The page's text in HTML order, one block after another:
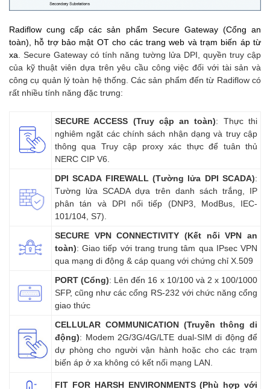
Radiflow cung cấp các sản phẩm Secure Gateway (Cổng an
toàn), hỗ trợ bảo mật OT cho các trang web và trạm biến áp từ
xa . Secure Gateway có tính năng tường lửa DPI, quyền truy cập
của kỹ thuật viên dựa trên yêu cầu công việc đối với tài sản và
công cụ quản lý toàn hệ thống. Các sản phẩm đến từ Radiflow có
rất nhiều tính năng đặc trưng:
SECURE ACCESS (Truy cập an toàn): Thực thi
nghiêm ngặt các chính sách nhận dạng và truy cập
thông qua Truy cập proxy xác thực để tuân thủ
NERC CIP V6.
DPI SCADA FIREWALL (Tường lửa DPI SCADA):
Tường lửa SCADA dựa trên danh sách trắng, IP
phân tán và DPI nối tiếp (DNP3, ModBus, IEC-
101/104, S7).
SECURE VPN CONNECTIVITY (Kết nối VPN an
toàn): Giao tiếp với trang trung tâm qua IPsec VPN
qua mạng di động & cáp quang với chứng chỉ X.509
PORT (Cổng): Lên đến 16 x 10/100 và 2 x 100/1000
SFP, cũng như các cổng RS-232 với chức năng cổng
giao thức
CELLULAR COMMUNICATION (Truyền thông di
động): Modem 2G/3G/4G/LTE dual-SIM di động để
dự phòng cho người vận hành hoặc cho các trạm
biến áp ở xa không có kết nối mạng LAN.
FIT FOR HARSH ENVIRONMENTS (Phù hợp với